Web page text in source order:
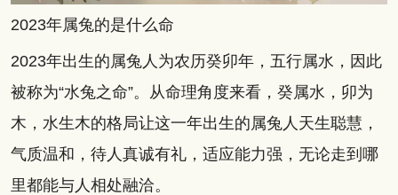
2023年属兔的是什么命
2023年出生的属兔人为农历癸卯年，五行属水，因此
被称为“水兔之命”。从命理角度来看，癸属水，卯为
木，水生木的格局让这一年出生的属兔人天生聪慧，
气质温和，待人真诚有礼，适应能力强，无论走到哪
里都能与人相处融洽。